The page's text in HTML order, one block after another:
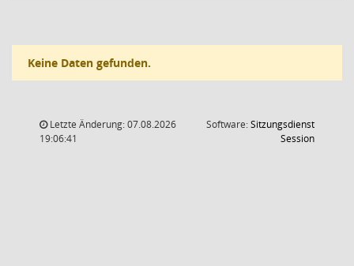
Keine Daten gefunden.
Letzte Änderung: 07.08.2026
19:06:41
Software:Sitzungsdienst
Session(Wird in